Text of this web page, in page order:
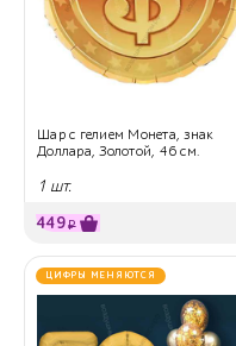
Шар с гелием Монета, знак
Доллара, Золотой, 46 см.
1 шт.
449₽
ЦИФРЫ МЕНЯЮТСЯ